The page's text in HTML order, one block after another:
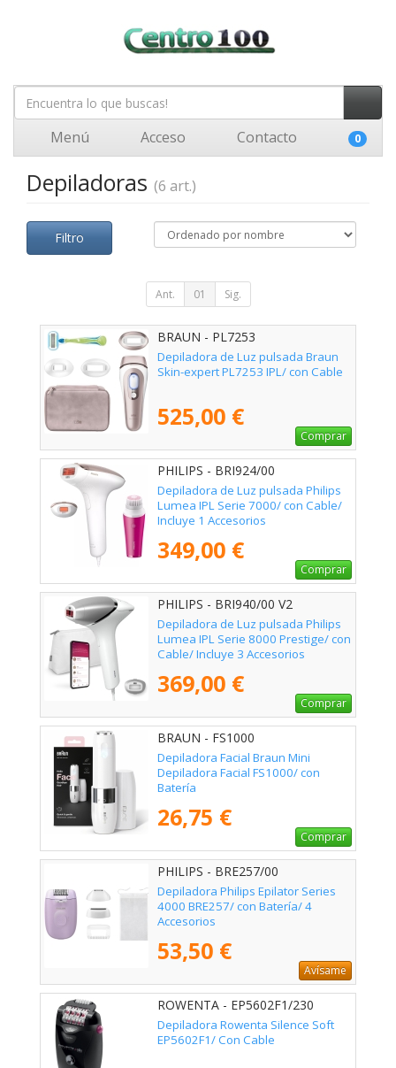
Menú Acceso Contacto 0
Depiladoras (6 art.)
Filtro
Ant. 01 Sig.
BRAUN - PL7253
Depiladora de Luz pulsada Braun
Skin-expert PL7253 IPL/ con Cable
525,00 €
Comprar
PHILIPS - BRI924/00
Depiladora de Luz pulsada Philips
Lumea IPL Serie 7000/ con Cable/
Incluye 1 Accesorios
349,00 €
Comprar
PHILIPS - BRI940/00 V2
Depiladora de Luz pulsada Philips
Lumea IPL Serie 8000 Prestige/ con
Cable/ Incluye 3 Accesorios
369,00 €
Comprar
BRAUN - FS1000
Depiladora Facial Braun Mini
Depiladora Facial FS1000/ con
Batería
26,75 €
Comprar
PHILIPS - BRE257/00
Depiladora Philips Epilator Series
4000 BRE257/ con Batería/ 4
Accesorios
53,50 €
Avísame
ROWENTA - EP5602F1/230
Depiladora Rowenta Silence Soft
EP5602F1/ Con Cable